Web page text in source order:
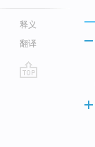
释义
翻译